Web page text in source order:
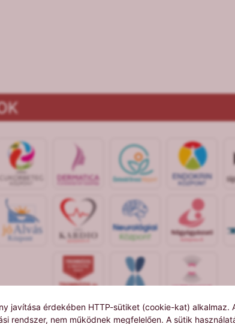
javítása érdekében HTTP-sütiket (cookie-kat)
rendszer, nem működnek megfelelően. A sütik
jó Alvás
Központ